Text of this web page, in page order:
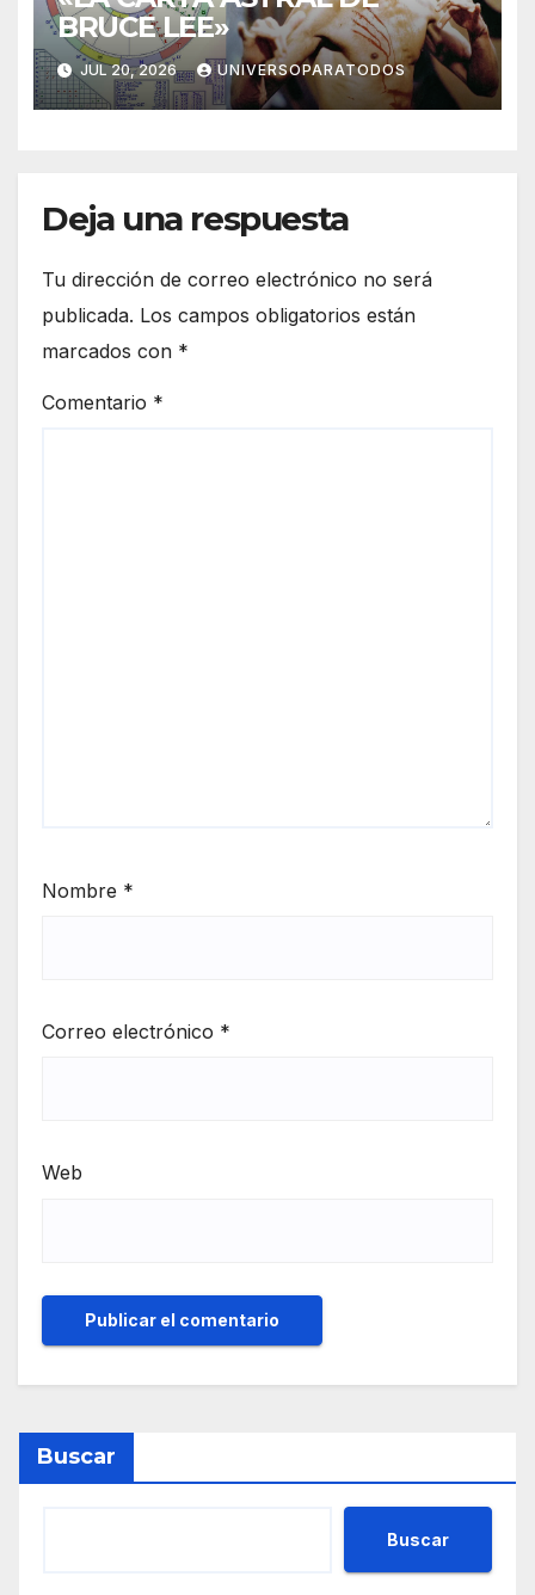
BRUCE LEE»
JUL 20, 2026 UNIVERSOPARATODOS
Deja una respuesta
Tu dirección de correo electrónico no será
publicada. Los campos obligatorios están
marcados con *
Comentario *
Nombre *
Correo electrónico *
Web
Buscar
Buscar